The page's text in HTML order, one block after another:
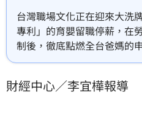
台灣職場文化正在迎來大洗
專利」的育嬰留職停薪，在
制後，徹底點燃全台爸媽的
示，今年4月申請筆數已瘋
這項新制成功擊中奶爸們的心
財經中心／李宜樺報導